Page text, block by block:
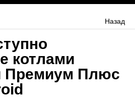
котлы
тэны
Назад
котлами
Премиум Плюс